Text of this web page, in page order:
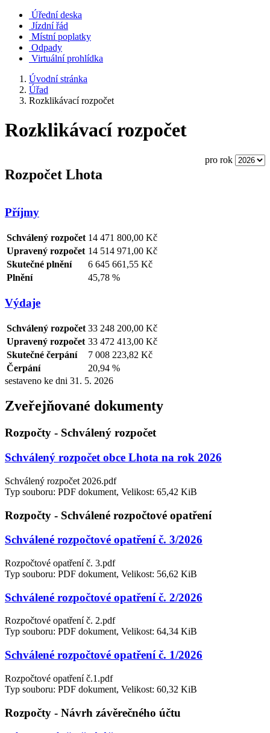
Úřední deska
Jízdní řád
Místní poplatky
Odpady
Virtuální prohlídka
Úvodní stránka
Úřad
Rozklikávací rozpočet
Rozklikávací rozpočet
pro rok
Rozpočet Lhota
Příjmy
Schválený rozpočet 14 471 800,00 Kč
Upravený rozpočet 14 514 971,00 Kč
Skutečné plnění
6 645 661,55 Kč
Plnění
45,78 %
Výdaje
Schválený rozpočet 33 248 200,00 Kč
Upravený rozpočet 33 472 413,00 Kč
Skutečné čerpání
7 008 223,82 Kč
Čerpání
20,94 %
sestaveno ke dni 31. 5. 2026
Zveřejňované dokumenty
Rozpočty - Schválený rozpočet
Schválený rozpočet obce Lhota na rok 2026
Schválený rozpočet 2026.pdf
Typ souboru: PDF dokument, Velikost: 65,42 KiB
Rozpočty - Schválené rozpočtové opatření
Schválené rozpočtové opatření č. 3/2026
Rozpočtové opatření č. 3.pdf
Typ souboru: PDF dokument, Velikost: 56,62 KiB
Schválené rozpočtové opatření č. 2/2026
Rozpočtové opatření č. 2.pdf
Typ souboru: PDF dokument, Velikost: 64,34 KiB
Schválené rozpočtové opatření č. 1/2026
Rozpočtové opatření č.1.pdf
Typ souboru: PDF dokument, Velikost: 60,32 KiB
Rozpočty - Návrh závěrečného účtu